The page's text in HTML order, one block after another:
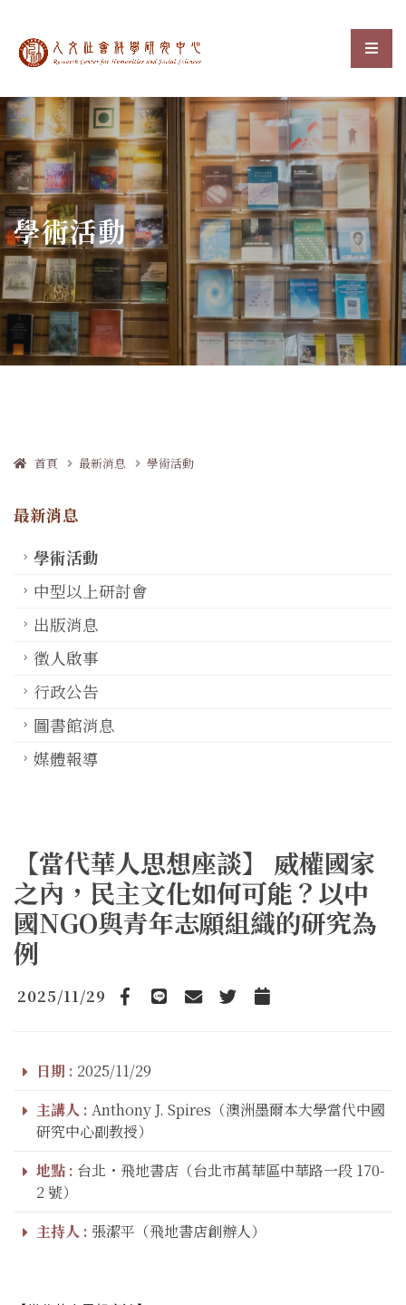
中央研究院人文社會科選
:::
學術活動
首頁 最新消息 學術活動
最新消息
學術活動
中型以上研討會
出版消息
徵人啟事
行政公告
圖書館消息
媒體報導
【當代華人思想座談】 威權國家
之內，民主文化如何可能？以中
國NGO與青年志願組織的研究為
例
2025/11/29
Facebook
line emailTwitterAdd to Calendar
日期 : 2025/11/29
主講人 : Anthony J. Spires（澳洲墨爾本大學當代中國
研究中心副教授）
地點 : 台北・飛地書店（台北市萬華區中華路一段 170-
2 號）
主持人 : 張潔平（飛地書店創辦人）